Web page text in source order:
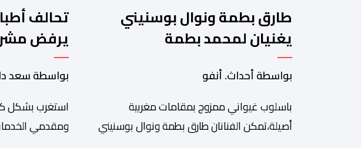
طارق بطمة ونوال بوسنيني
يغنيان لمحمد بطمة
بواسطة أحداث. أنفو
باسلوب غيواني ممزوج بمقامات مغربية
أصيلة،تمكن الفنانان طارق بطمة ونوال بوسنيني
تحالف
يرفض
المندمجة
بواسطة سعد
استغرب بشكل
ومقدمي